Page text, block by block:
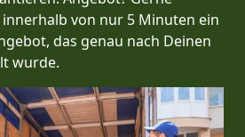
von nur 5 Minuten ein
das genau nach Deinen
wurde.